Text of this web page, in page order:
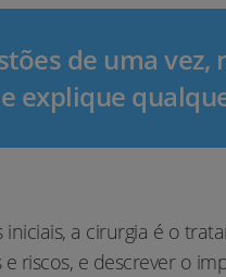
de uma
explique
a cirurgia é o
riscos, e descrever o